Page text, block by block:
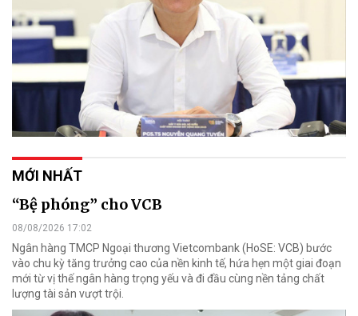
MỚI NHẤT
“Bệ phóng” cho VCB
08/08/2026 17:02
Ngân hàng TMCP Ngoại thương Vietcombank (HoSE: VCB) bước
vào chu kỳ tăng trưởng cao của nền kinh tế, hứa hẹn một giai đoạn
mới từ vị thế ngân hàng trọng yếu và đi đầu cùng nền tảng chất
lượng tài sản vượt trội.